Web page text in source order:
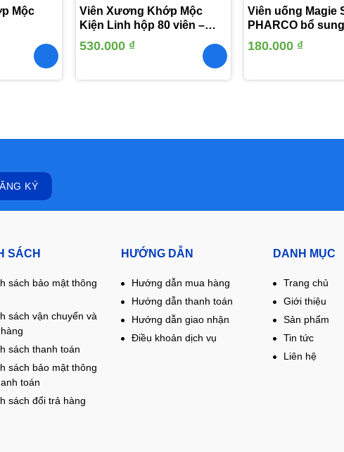
Mộc
Viên Xương Khớp Mộc
Kiện Linh hộp 80 viên –
Mua 2 hộp tặng ngay 1 hộp
40 viên
530.000 ₫
Viên uống Magie
PHARCO bổ sung
Magnesi, Vitamin
giảm mỏi cơ,
180.000 ₫
SÁCH
sách bảo mật thông
sách vận chuyển và
sách thanh toán
sách bảo mật thông
toán
sách đổi trả hàng
HƯỚNG DẪN
Hướng dẫn mua hàng
Hướng dẫn thanh toán
Hướng dẫn giao nhận
Điều khoản dịch vụ
DANH MỤC
Trang chủ
Giới thiệu
Sản phẩm
Tin tức
Liên hệ